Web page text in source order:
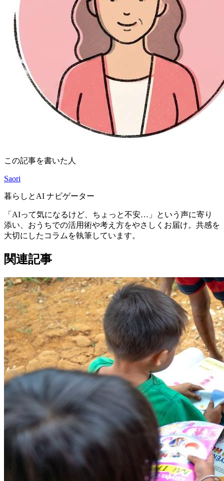
この記事を書いた人
Saori
暮らしとAI ナビゲーター
「AIって気になるけど、ちょっと不安…」という声に寄り
添い、おうちでの活用術や考え方をやさしくお届け。共感を
大切にしたコラムを執筆しています。
関連記事